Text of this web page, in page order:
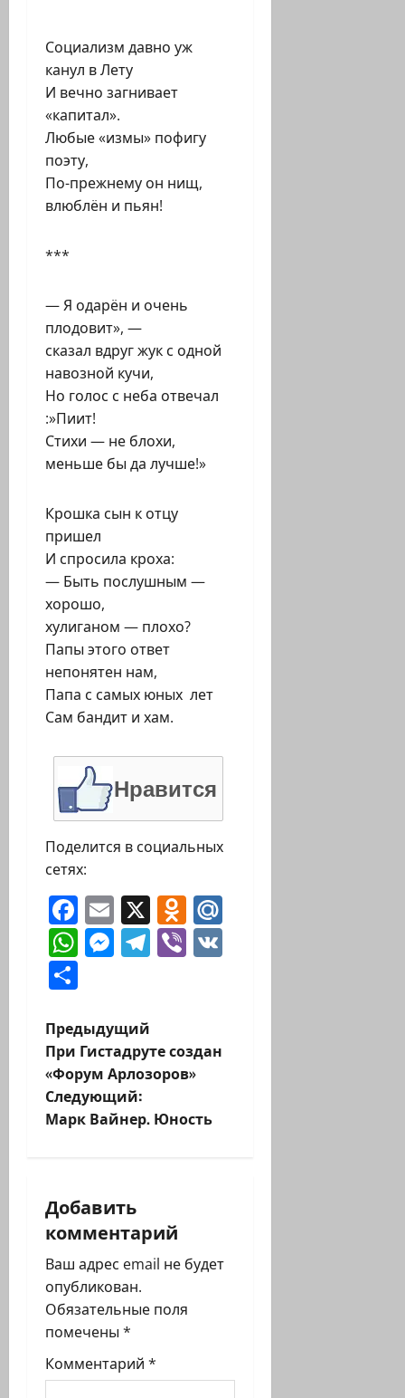
Социализм давно уж
канул в Лету
И вечно загнивает
«капитал».
Любые «измы» пофигу
поэту,
По-прежнему он нищ,
влюблён и пьян!
***
— Я одарён и очень
плодовит», —
сказал вдруг жук с одной
навозной кучи,
Но голос с неба отвечал
:»Пиит!
Стихи — не блохи,
меньше бы да лучше!»
Крошка сын к отцу
пришел
И спросила кроха:
— Быть послушным —
хорошо,
хулиганом — плохо?
Папы этого ответ
непонятен нам,
Папа с самых юных лет
Сам бандит и хам.
Нравится
Поделится в социальных
сетях:
Facebook
Email
X Odnoklassniki
WhatsApp
Messenger
Telegram
Viber
Н
а
в
а
ц
и
я
з
Предыдущий
При Гистадруте создан
«Форум Арлозоров»
Следующий:
Марк Вайнер. Юность
Добавить
комментарий
Ваш адрес email не будет
опубликован.
Обязательные поля
помечены *
Комментарий *